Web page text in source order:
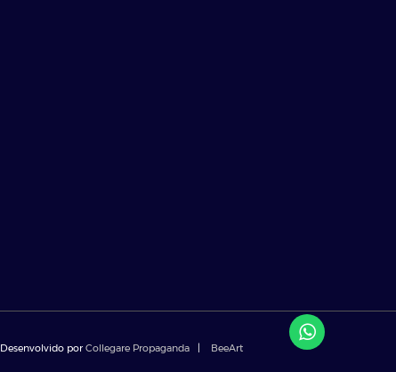
Desenvolvido por Collegare Propaganda BeeArt